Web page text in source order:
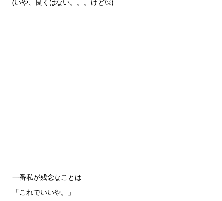
(いや、良くはない。。。けど🙄)
一番私が残念なことは
「これでいいや。」